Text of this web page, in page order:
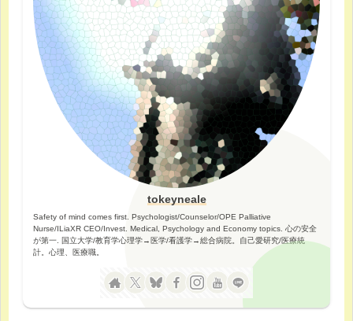
tokeyneale
Safety of mind comes first. Psychologist/Counselor/OPE Palliative
Nurse/ILiaXR CEO/Invest. Medical, Psychology and Economy topics. 心の安全
が第一. 国立大学/教育学心理学→医学/看護学→総合病院。自己愛研究/医療統
計。心理、医療職。